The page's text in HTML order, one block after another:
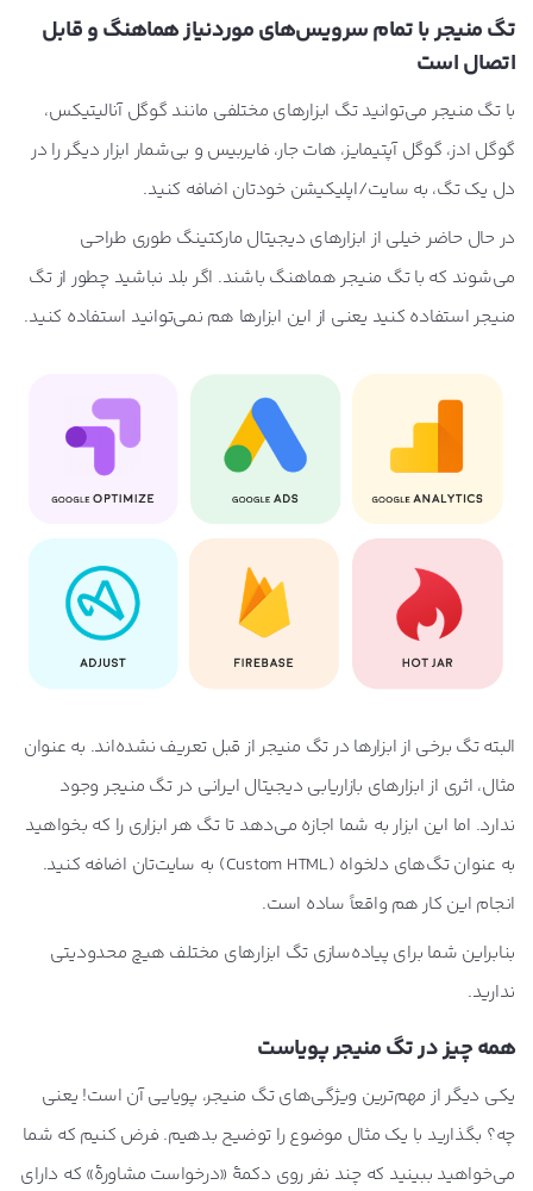
تگ منیجر با تمام سرویس‌های موردنیاز هماهنگ و قابل
اتصال است
با تگ منیجر می‌توانید تگ ابزارهای مختلفی مانند گوگل آنالیتیکس،
گوگل ادز، گوگل آپتیمایز، هات جار، فایربیس و بی‌شمار ابزار دیگر را در
دل یک تگ، به سایت/اپلیکیشن خودتان اضافه کنید.
در حال حاضر خیلی از ابزارهای دیجیتال مارکتینگ طوری طراحی
می‌شوند که با تگ منیجر هماهنگ باشند. اگر بلد نباشید چطور از تگ
منیجر استفاده کنید یعنی از این ابزارها هم نمی‌توانید استفاده کنید.
البته تگ برخی از ابزارها در تگ منیجر از قبل تعریف نشده‌اند. به عنوان
مثال، اثری از ابزارهای بازاریابی دیجیتال ایرانی در تگ منیجر وجود
ندارد. اما این ابزار به شما اجازه می‌دهد تا تگ هر ابزاری را که بخواهید
به عنوان تگ‌های دلخواه (Custom HTML) به سایت‌تان اضافه کنید.
انجام این کار هم واقعاً ساده است.
بنابراین شما برای پیاده‌سازی تگ ابزارهای مختلف هیچ محدودیتی
ندارید.
همه چیز در تگ منیجر پویاست
یکی دیگر از مهم‌ترین ویژگی‌های تگ منیجر، پویایی آن است! یعنی
چه؟ بگذارید با یک مثال موضوع را توضیح بدهیم. فرض کنیم که شما
می‌خواهید ببینید که چند نفر روی دکمۀ «درخواست مشاورۀ» که دارای